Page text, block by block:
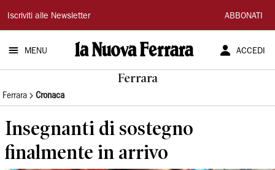
La
Nuova
Ferrara
Iscriviti alle Newsletter ABBONATI
MENU ACCEDI
Ferrara
Ferrara Cronaca
Insegnanti di sostegno
finalmente in arrivo